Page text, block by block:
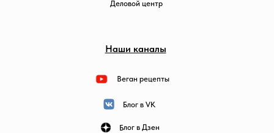
Деловой центр
Наши каналы
Блог в VK
Веган рецепты
Блог в Дзен